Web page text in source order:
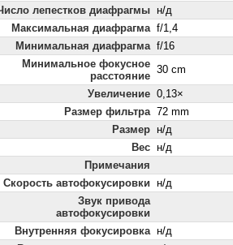
лепестков диафрагмы н/д
Максимальная диафрагма f/1,4
Минимальная диафрагма f/16
Минимальное фокусное
расстояние
30 cm
Увеличение 0,13×
Размер фильтра 72 mm
Размер н/д
Вес н/д
Примечания
Скорость автофокусировки н/д
Звук привода
автофокусировки
Внутренняя фокусировка н/д